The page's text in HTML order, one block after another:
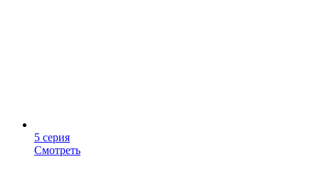
5 серия
Смотреть